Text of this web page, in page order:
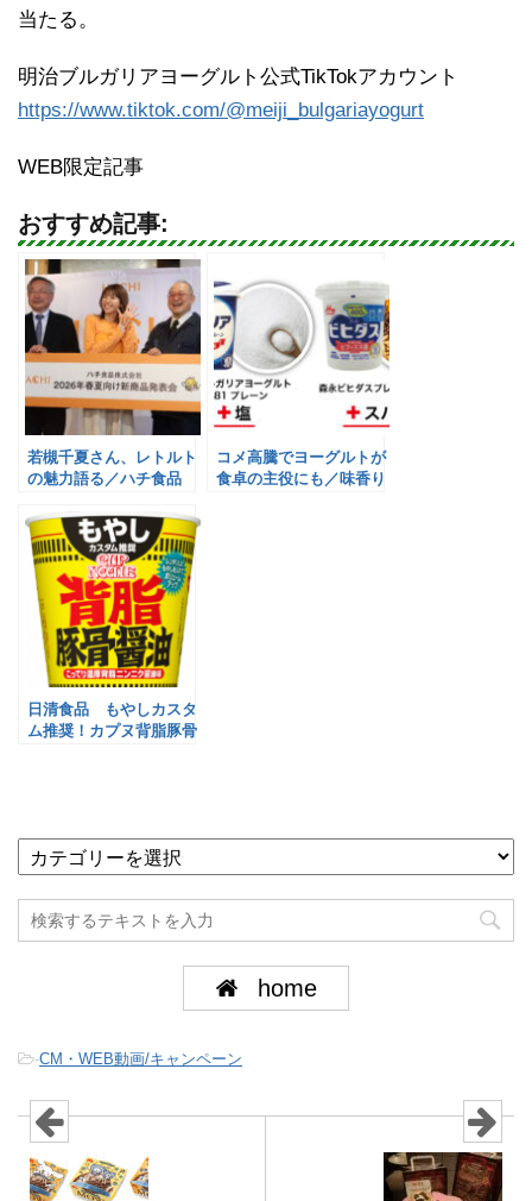
当たる。
明治ブルガリアヨーグルト公式TikTokアカウント
https://www.tiktok.com/@meiji_bulgariayogurt
WEB限定記事
おすすめ記事:
若槻千夏さん、レトルト
の魅力語る／ハチ食品
コメ高騰でヨーグルトが
食卓の主役にも／味香り
日清食品 もやしカスタ
ム推奨！カプヌ背脂豚骨
home
-CM・WEB動画/キャンペーン